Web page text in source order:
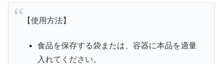
【使用方法】
食品を保存する袋または、容器に本品を適量
入れてください。